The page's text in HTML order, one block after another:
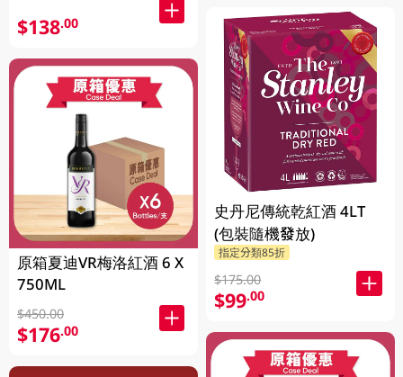
$138.00
原箱夏迪VR梅洛紅酒 6 X
750ML
$450.00
$176.00
史丹尼傳統乾紅酒 4LT
(包裝隨機發放)
指定分類85折
$175.00
$99.00